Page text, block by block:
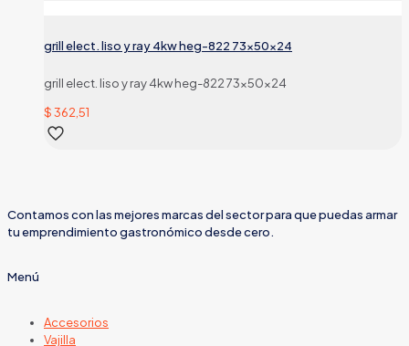
grill elect. liso y ray 4kw heg-822 73x50x24
grill elect. liso y ray 4kw heg-822 73x50x24
$362,51
Contamos con las mejores marcas del sector para que puedas armar
tu emprendimiento gastronómico desde cero.
Menú
Accesorios
Vajilla